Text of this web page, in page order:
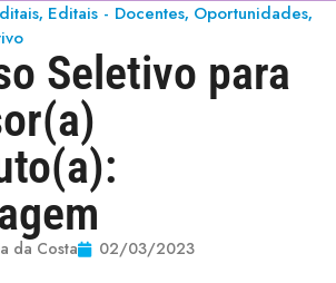
, Editais - Docentes, Oportunidades,
Seletivo para
da Costa 02/03/2023